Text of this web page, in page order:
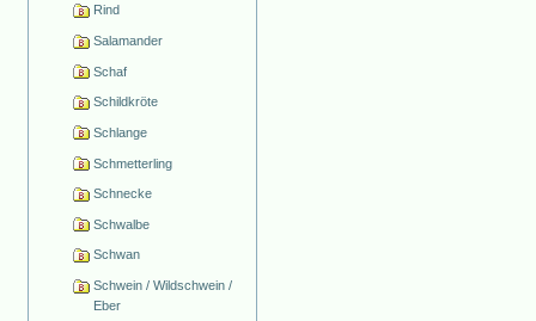
Rind
Salamander
Schaf
Schildkröte
Schlange
Schmetterling
Schnecke
Schwalbe
Schwan
Schwein / Wildschwein /
Eber